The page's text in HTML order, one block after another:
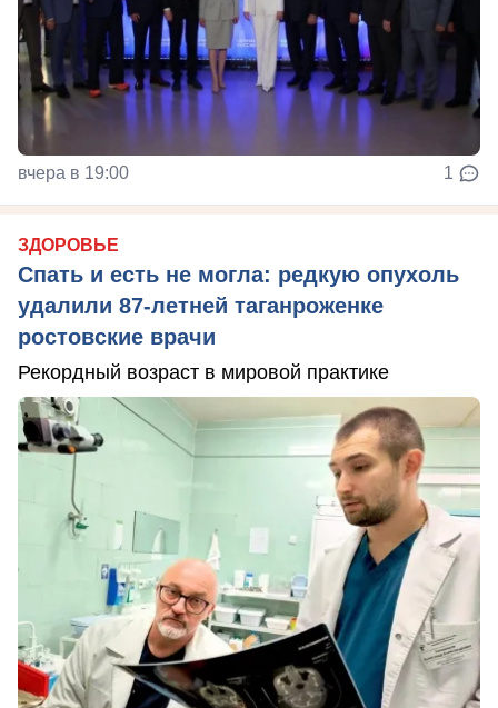
вчера в 19:00 1
ЗДОРОВЬЕ
Спать и есть не могла: редкую опухоль
удалили 87-летней таганроженке
ростовские врачи
Рекордный возраст в мировой практике